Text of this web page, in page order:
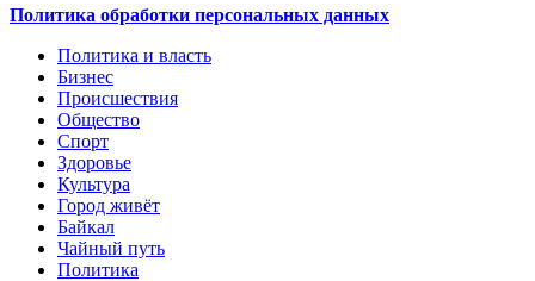
Политика обработки персональных данных
Политика и власть
Бизнес
Происшествия
Общество
Cпорт
Здоровье
Культура
Город живёт
Байкал
Чайный путь
Политика